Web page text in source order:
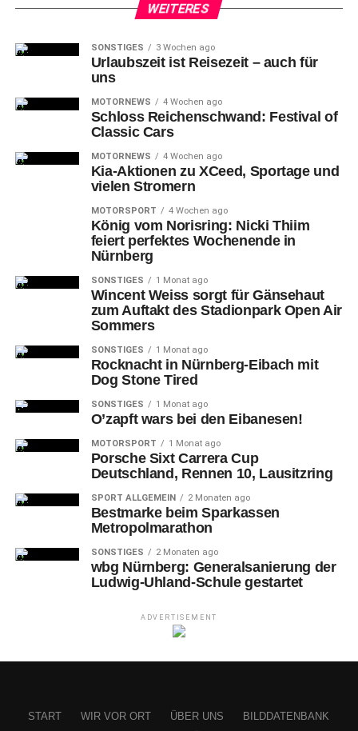
WEITERES
SONSTIGES 3 Wochen ago
Urlaubszeit ist Reisezeit – auch für
uns
MOTORNEWS 4 Wochen ago
Schloss Reichenschwand: Festival of
Classic Cars
MOTORNEWS 4 Wochen ago
Kia-Aktionen zu XCeed, Sportage und
vielen Stromern
MOTORSPORT 4 Wochen ago
König vom Norisring: Nicki Thiim
feiert perfektes Wochenende in
Nürnberg
SONSTIGES 1 Monat ago
Wincent Weiss sorgt für Gänsehaut
zum Auftakt des Stadionpark Open Air
Sommers
SONSTIGES 1 Monat ago
Rocknacht in Nürnberg-Eibach mit
Dog Stone Tired
SONSTIGES 1 Monat ago
O’zapft wars bei den Eibanesen!
MOTORSPORT 1 Monat ago
Porsche Sixt Carrera Cup
Deutschland, Rennen 10, Lausitzring
SPORT ALLGEMEIN 2 Monaten ago
Bestmarke beim Sparkassen
Metropolmarathon
SONSTIGES 2 Monaten ago
wbg Nürnberg: Generalsanierung der
Ludwig-Uhland-Schule gestartet
ADVERTISEMENT
START WIR VOR ORT ÜBER UNS BILDDATENBANK